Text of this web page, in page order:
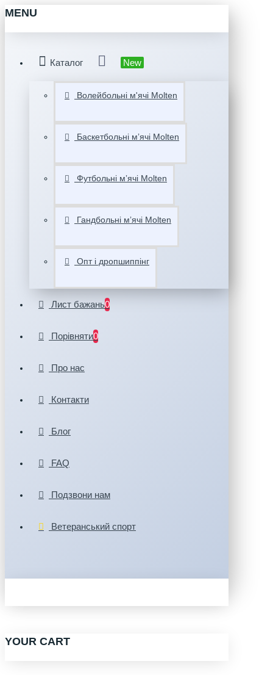
MENU
Каталог New
Волейбольні м'ячі Molten
Баскетбольні мʼячі Molten
Футбольні мʼячі Molten
Гандбольні мʼячі Molten
Опт і дропшиппінг
Лист бажань0
Порівняти0
Про нас
Контакти
Блог
FAQ
Подзвони нам
Ветеранський спорт
YOUR CART